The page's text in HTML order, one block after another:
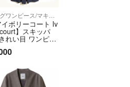
す。
可能の場合もご
ロングワンピース/マキシワンピース
イボリーコート Iv
】スキッパ
れい目 ワンピー